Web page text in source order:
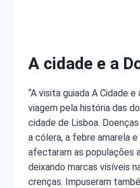
A cidade e a
“A visita guiada A Cidade
viagem pela história das
cidade de Lisboa.
a cólera, a febre amarela
afectaram as populações
deixando marcas visíveis
crenças. Impuseram